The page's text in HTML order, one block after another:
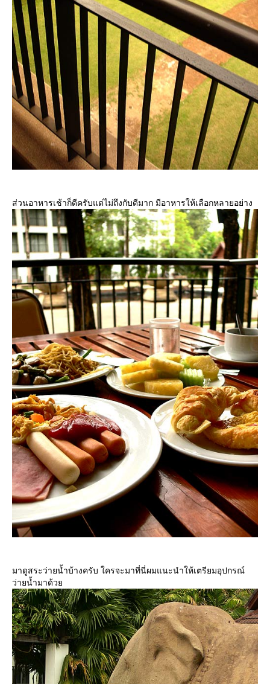
ส่วนอาหารเช้าก็ดีครับแต่ไม่ถึงกับดีมาก มีอาหารให้เลือกหลายอย่าง
มาดูสระว่ายน้ำบ้างครับ ใครจะมาที่นี่ผมแนะนำให้เตรียมอุปกรณ์
ว่ายน้ำมาด้ว